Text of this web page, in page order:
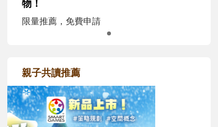
物！
限量推薦，免費申請
親子共讀推薦